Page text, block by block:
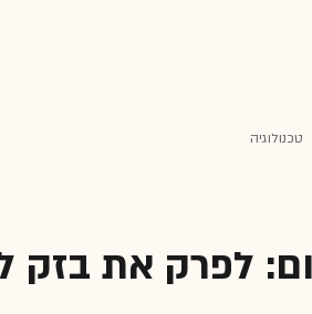
טכנולוגיה
לפרק את בזק